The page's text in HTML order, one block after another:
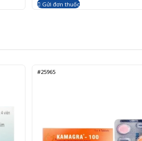
Gửi đơn thuốc
#25965